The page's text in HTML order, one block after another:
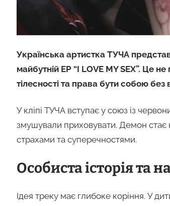
Українська артистка ТУЧА
майбутній EP “I LOVE MY SEX”. Це
тілесності та права бути собою без
У кліпі ТУЧА вступає у союз із
змушували приховувати. Демон
страхами та суперечностями.
Особиста історія та
Ідея треку має глибоке коріння. У